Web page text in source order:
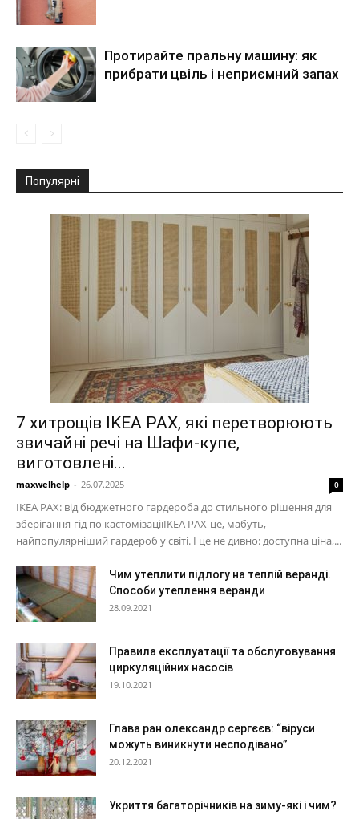
Протирайте пральну машину: як
прибрати цвіль і неприємний запах
Популярні
7 хитрощів IKEA PAX, які перетворюють
звичайні речі на Шафи-купе,
виготовлені...
maxwelhelp - 26.07.2025 0
IKEA PAX: від бюджетного гардероба до стильного рішення для
зберігання-гід по кастомізаціїIKEA PAX-це, мабуть,
найпопулярніший гардероб у світі. І це не дивно: доступна ціна,...
Чим утеплити підлогу на теплій веранді.
Способи утеплення веранди
28.09.2021
Правила експлуатації та обслуговування
циркуляційних насосів
19.10.2021
Глава ран олександр сергєєв: “віруси
можуть виникнути несподівано”
20.12.2021
Укриття багаторічників на зиму-які і чим?